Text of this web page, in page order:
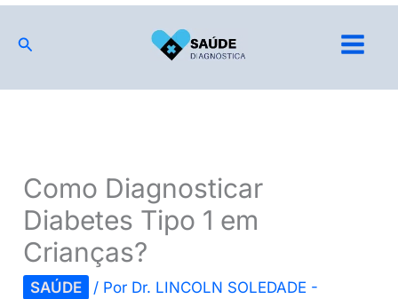
para
conteúdo
Pesquisar
Como Diagnosticar
Diabetes Tipo 1 em
Crianças?
SAÚDE / Por Dr. LINCOLN SOLEDADE -